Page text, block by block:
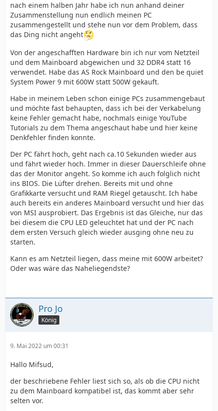
nach einem halben Jahr habe ich nun anhand deiner
Zusammenstellung nun endlich meinen PC
zusammengestellt und stehe nun vor dem Problem, dass
das Ding nicht angeht
Von der angeschafften Hardware bin ich nur vom Netzteil
und dem Mainboard abgewichen und 32 DDR4 statt 16
verwendet. Habe das AS Rock Mainboard und den be quiet
System Power 9 mit 600W statt 500W gekauft.
Habe in meinem Leben schon einige PCs zusammengebaut
und möchte fast behaupten, dass ich bei der Verkabelung
keine Fehler gemacht habe, nochmals einige YouTube
Tutorials zu dem Thema angeschaut habe und hier keine
Denkfehler finden konnte.
Der PC fährt hoch, geht nach ca.10 Sekunden wieder aus
und fährt wieder hoch. Immer in dieser Dauerschleife ohne
das der Monitor angeht. So komme ich auch folglich nicht
ins BIOS. Die Lüfter drehen. Bereits mit und ohne
Grafikkarte versucht und RAM Riegel getauscht. Ich habe
auch bereits ein anderes Mainboard versucht und hier das
von MSI ausprobiert. Das Ergebnis ist das Gleiche, nur das
bei diesem die CPU LED geleuchtet hat und der PC nach
dem ersten Versuch gleich wieder ausging ohne neu zu
starten.
Kann es am Netzteil liegen, dass meine mit 600W arbeitet?
Oder was wäre das Naheliegendste?
Pro Jo
König
9. Mai 2022 um 00:31
Hallo Mifsud,
der beschriebene Fehler liest sich so, als ob die CPU nicht
zu dem Mainboard kompatibel ist, das kommt aber sehr
selten vor.